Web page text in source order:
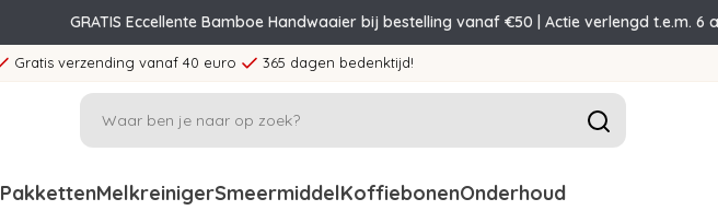
GRATIS Eccellente Bamboe Handwaaier bij bestelling vanaf €50 | Actie verlengd t.e.m. 6
Gratis verzending vanaf 40 euro 365 dagen bedenktijd!
PakkettenMelkreinigerSmeermiddelKoffiebonenOnderhoud